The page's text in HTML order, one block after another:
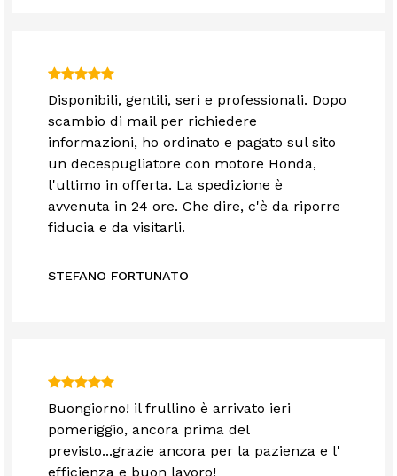
Disponibili, gentili, seri e professionali. Dopo
scambio di mail per richiedere
informazioni, ho ordinato e pagato sul sito
un decespugliatore con motore Honda,
l'ultimo in offerta. La spedizione è
avvenuta in 24 ore. Che dire, c'è da riporre
fiducia e da visitarli.
STEFANO FORTUNATO
Buongiorno! il frullino è arrivato ieri
pomeriggio, ancora prima del
previsto...grazie ancora per la pazienza e l'
efficienza e buon lavoro!